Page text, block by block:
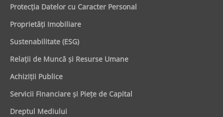
Protecţia Datelor cu Caracter Personal
Proprietăţi Imobiliare
Sustenabilitate (ESG)
Relaţii de Muncă şi Resurse Umane
Achiziţii Publice
Servicii Financiare şi Pieţe de Capital
Dreptul Mediului